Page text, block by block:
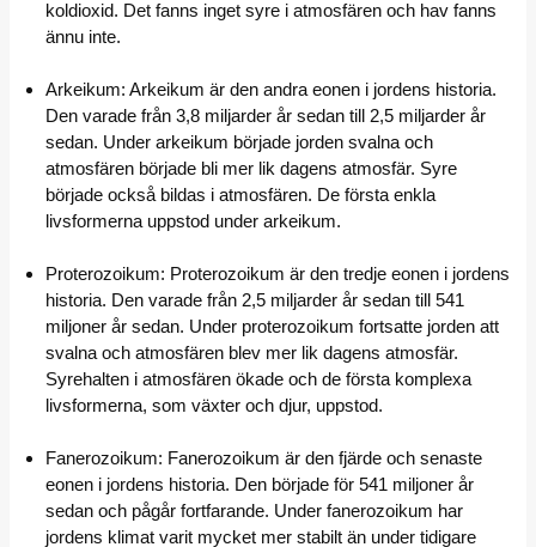
koldioxid. Det fanns inget syre i atmosfären och hav fanns
ännu inte.
Arkeikum: Arkeikum är den andra eonen i jordens historia.
Den varade från 3,8 miljarder år sedan till 2,5 miljarder år
sedan. Under arkeikum började jorden svalna och
atmosfären började bli mer lik dagens atmosfär. Syre
började också bildas i atmosfären. De första enkla
livsformerna uppstod under arkeikum.
Proterozoikum: Proterozoikum är den tredje eonen i jordens
historia. Den varade från 2,5 miljarder år sedan till 541
miljoner år sedan. Under proterozoikum fortsatte jorden att
svalna och atmosfären blev mer lik dagens atmosfär.
Syrehalten i atmosfären ökade och de första komplexa
livsformerna, som växter och djur, uppstod.
Fanerozoikum: Fanerozoikum är den fjärde och senaste
eonen i jordens historia. Den började för 541 miljoner år
sedan och pågår fortfarande. Under fanerozoikum har
jordens klimat varit mycket mer stabilt än under tidigare